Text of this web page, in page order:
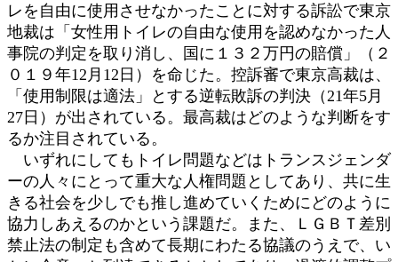
レを自由に使用させなかったことに対する訴訟で東京
地裁は「女性用トイレの自由な使用を認めなかった人
事院の判定を取り消し、国に１３２万円の賠償」（２
０１９年12月12日）を命じた。控訴審で東京高裁は、
「使用制限は適法」とする逆転敗訴の判決（21年5月
27日）が出されている。最高裁はどのような判断をす
るか注目されている。
いずれにしてもトイレ問題などはトランスジェンダ
ーの人々にとって重大な人権問題としてあり、共に生
きる社会を少しでも推し進めていくためにどのように
協力しあえるのかという課題だ。また、ＬＧＢＴ差別
禁止法の制定も含めて長期にわたる協議のうえで、い